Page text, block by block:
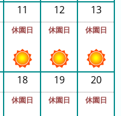
11
休園日
12
休園日
13
休園日
18
休園日
19
休園日
20
休園日